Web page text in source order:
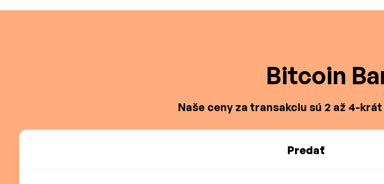
Bitcoin
Naše ceny za transakciu sú 2 až 4-
Predať